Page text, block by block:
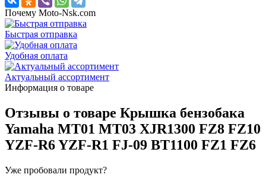
Почему Moto-Nsk.com
Быстрая отправка
Удобная оплата
Актуальный ассортимент
Информация о товаре
Отзывы о товаре Крышка бензобака
Yamaha MT01 MT03 XJR1300 FZ8 FZ10
YZF-R6 YZF-R1 FJ-09 BT1100 FZ1 FZ6
Уже пробовали продукт?